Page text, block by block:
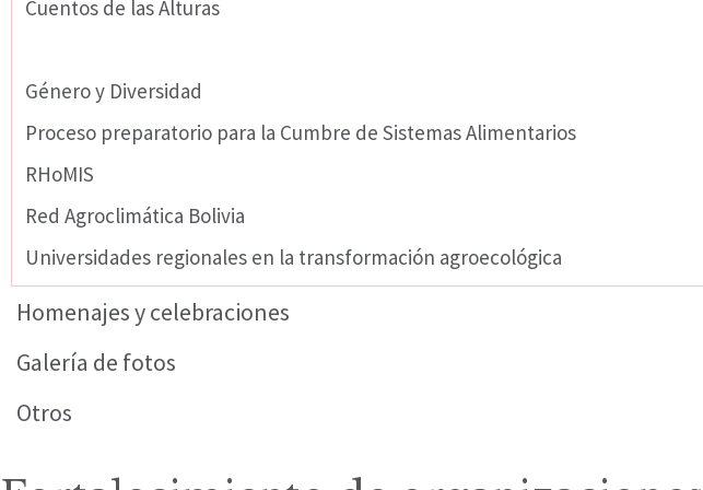
Cuentos de las Alturas
Género y Diversidad
Proceso preparatorio para la Cumbre de Sistemas Alimentarios
RHoMIS
Red Agroclimática Bolivia
Universidades regionales en la transformación agroecológica
Homenajes y celebraciones
Galería de fotos
Otros